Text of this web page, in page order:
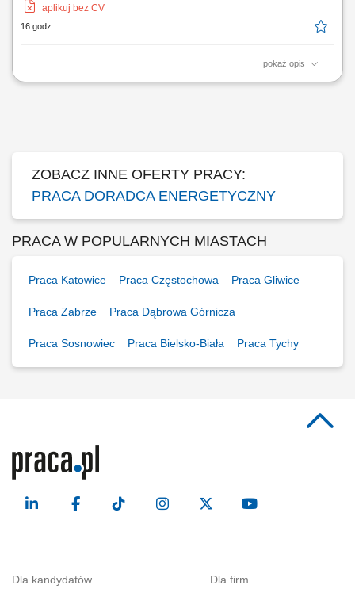
aplikuj bez CV
16 godz.
pokaż opis
Doradzanie klientom w zakresie nowoczesnych rozwiązań z obszaru
ZOBACZ INNE OFERTY PRACY:
PRACA DORADCA ENERGETYCZNY
PRACA W POPULARNYCH MIASTACH
Praca Katowice Praca Częstochowa Praca Gliwice
Praca Zabrze Praca Dąbrowa Górnicza
Praca Sosnowiec Praca Bielsko-Biała Praca Tychy
Dla kandydatów Dla firm